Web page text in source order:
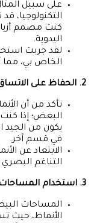
على سبيل
التكنولوجيا،
كنت مصمم
اليدوية.
لقد جربت
الخاص بي، مما
2. الحفاظ على الاتساق:
تأكد من أن
البعض؛ إذا
يكون من
في قسم آخر.
الابتعاد عن
التناغم البصري
3. استخدام المساحات البيضاء:
المساحات
الأنماط، حيث